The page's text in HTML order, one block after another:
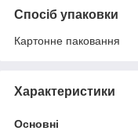
Спосіб упаковки
Картонне паковання
Характеристики
Основні